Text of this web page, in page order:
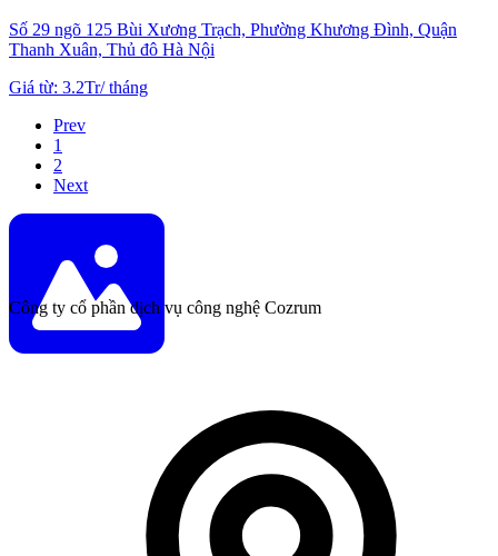
Số 29 ngõ 125 Bùi Xương Trạch, Phường Khương Đình, Quận
Thanh Xuân, Thủ đô Hà Nội
Giá từ: 3.2Tr/tháng
Prev
1
2
Next
Công ty cổ phần dịch vụ công nghệ Cozrum